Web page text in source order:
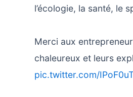
l’écologie, la santé, le
Merci aux
chaleureux et leurs
pic.twitter.com/